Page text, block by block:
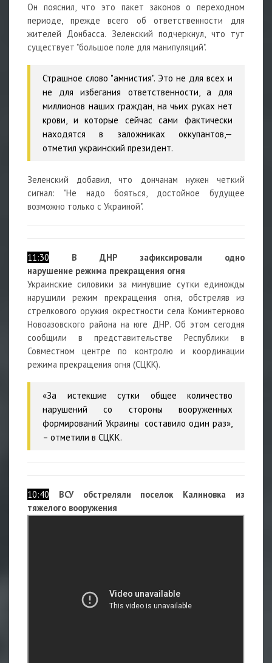
Он пояснил, что это пакет законов о переходном
периоде, прежде всего об ответственности для
жителей Донбасса. Зеленский подчеркнул, что тут
существует "большое поле для манипуляций".
Страшное слово "амнистия". Это не для всех и
не для избегания ответственности, а для
миллионов наших граждан, на чьих руках нет
крови, и которые сейчас сами фактически
находятся в заложниках оккупантов,—
отметил украинский президент.
Зеленский добавил, что дончанам нужен четкий
сигнал: "Не надо бояться, достойное будущее
возможно только с Украиной".
11:30
В ДНР зафиксировали одно
нарушение режима прекращения огня
Украинские силовики за минувшие сутки единожды
нарушили режим прекращения огня, обстреляв из
стрелкового оружия окрестности села Коминтерново
Новоазовского района на юге ДНР. Об этом сегодня
сообщили в представительстве Республики в
Совместном центре по контролю и координации
режима прекращения огня (СЦКК).
«За истекшие сутки общее количество
нарушений со стороны вооруженных
формирований Украины составило один раз»,
– отметили в СЦКК.
10:40
ВСУ обстреляли поселок Калиновка из
тяжелого вооружения